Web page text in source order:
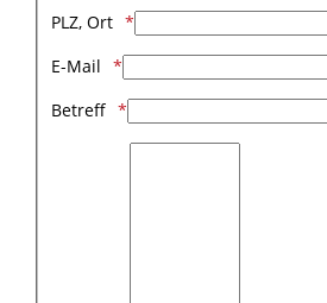
PLZ, Ort
E-Mail
Betreff